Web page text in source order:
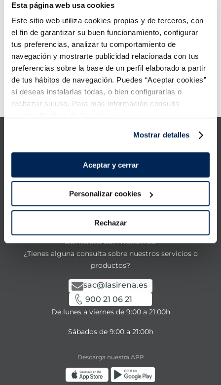
Esta página web usa cookies
Este sitio web utiliza cookies propias y de terceros, con
el fin de garantizar su buen funcionamiento, configurar
tus preferencias, analizar tu comportamiento de
navegación y mostrarte publicidad relacionada con tus
preferencias sobre la base de un perfil elaborado a partir
de tus hábitos de navegación. Puedes “Aceptar cookies”
si deseas instalarlas todas, o bien configurarlas o
rechazar su uso. Para más información consulta
Mostrar detalles
Aceptar y cerrar
Personalizar cookies
Rechazar
Tortitas de maíz sabor
setas, trufa y queso
2,39 €
Pack 123 g
Añadir
Tortitas de arroz con
chocolate negro
2,75 €
Pack 130 g
Añadir
Error: Request failed with status code 429
Productos
Conócenos
La Sirena
Contacta con nosotros
¿Tienes alguna consulta sobre nuestros servicios o
productos?
sac@lasirena.es
900 21 06 21
De lunes a viernes de 9:00 a 21:00h
Sábados de 9:00 a 21:00h
Descarga nuestra APP
7. canelones
8. gambon
9. listísimos
10. pollo